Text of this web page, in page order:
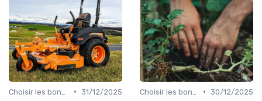
• 31/12/2025
• 30/12/2025